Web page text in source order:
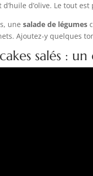
d’huile d’olive. Le tout
unesalade de légumes
Ajoutez-y quelques
salés :